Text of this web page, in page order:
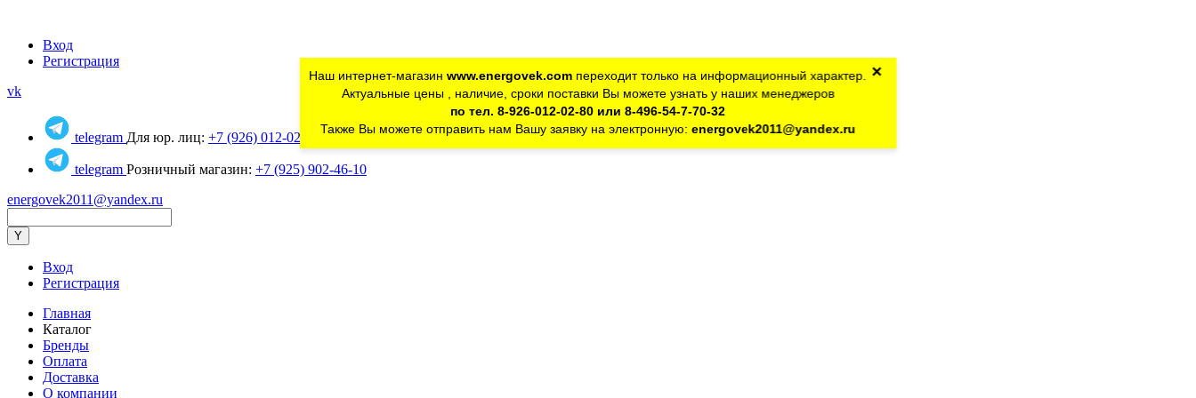
Вход
Регистрация
vk
telegram Для юр. лиц: +7 (926) 012-02-80
telegram Розничный магазин: +7 (925) 902-46-10
energovek2011@yandex.ru
Наш интернет-магазин www.energovek.comпереходит только на информационный характер.
Актуальные цены , наличие, сроки поставки Вы можете узнать у наших менеджеров
по тел. 8-926-012-02-80 или 8-496-54-7-70-32
Также Вы можете отправить нам Вашу заявку на электронную: energovek2011@yandex.ru
×
Вход
Регистрация
Главная
Каталог
Бренды
Оплата
Доставка
О компании